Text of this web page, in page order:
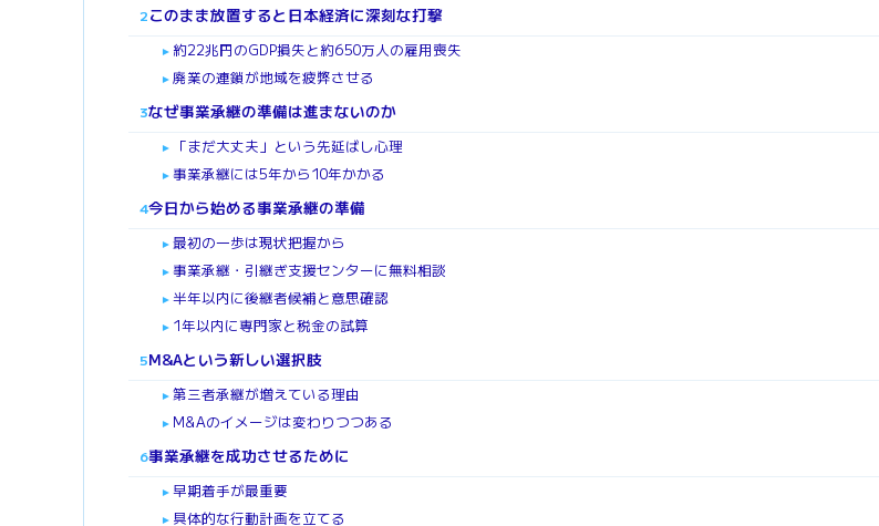
2このまま放置すると日本経済に深刻な打撃
► 約22兆円のGDP損失と約650万人の雇用喪失
► 廃業の連鎖が地域を疲弊させる
3なぜ事業承継の準備は進まないのか
► 「まだ大丈夫」という先延ばし心理
► 事業承継には5年から10年かかる
4今日から始める事業承継の準備
► 最初の一歩は現状把握から
► 事業承継・引継ぎ支援センターに無料相談
► 半年以内に後継者候補と意思確認
► 1年以内に専門家と税金の試算
5M&Aという新しい選択肢
► 第三者承継が増えている理由
► M&Aのイメージは変わりつつある
6事業承継を成功させるために
► 早期着手が最重要
► 具体的な行動計画を立てる